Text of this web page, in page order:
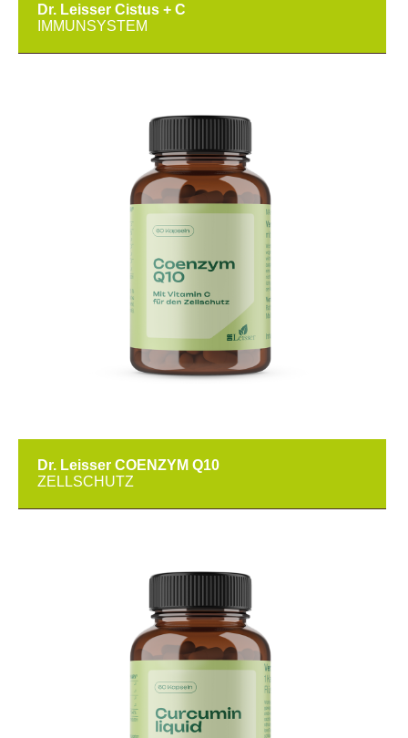
Dr. Leisser Cistus + C
IMMUNSYSTEM
Dr. Leisser COENZYM Q10
ZELLSCHUTZ